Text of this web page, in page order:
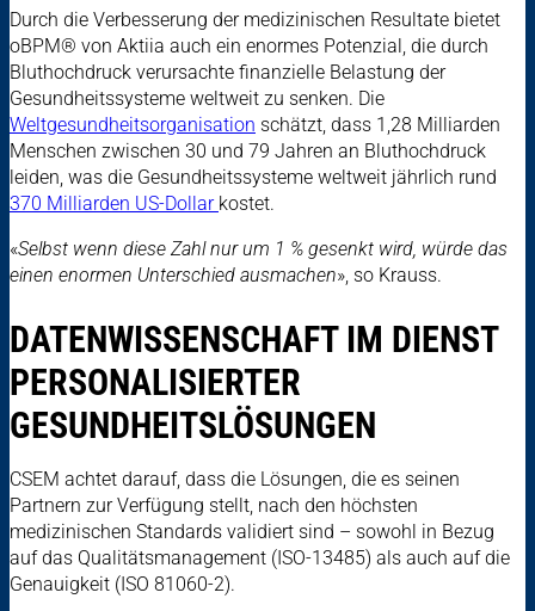
Durch die Verbesserung der medizinischen Resultate bietet
oBPM® von Aktiia auch ein enormes Potenzial, die durch
Bluthochdruck verursachte finanzielle Belastung der
Gesundheitssysteme weltweit zu senken. Die
Weltgesundheitsorganisation schätzt, dass 1,28 Milliarden
Menschen zwischen 30 und 79 Jahren an Bluthochdruck
leiden, was die Gesundheitssysteme weltweit jährlich rund
370 Milliarden US-Dollar kostet.
«Selbst wenn diese Zahl nur um 1 % gesenkt wird, würde das
einen enormen Unterschied ausmachen», so Krauss.
DATENWISSENSCHAFT IM DIENST
PERSONALISIERTER
GESUNDHEITSLÖSUNGEN
CSEM achtet darauf, dass die Lösungen, die es seinen
Partnern zur Verfügung stellt, nach den höchsten
medizinischen Standards validiert sind – sowohl in Bezug
auf das Qualitätsmanagement (ISO-13485) als auch auf die
Genauigkeit (ISO 81060-2).